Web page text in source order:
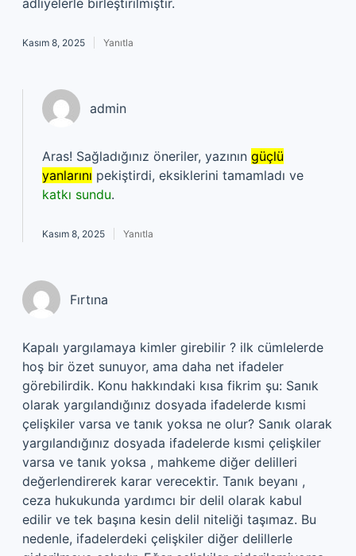
adliyelerle birleştirilmiştir.
Kasım 8, 2025 Yanıtla
admin
Aras! Sağladığınız öneriler, yazının güçlü
yanlarını pekiştirdi, eksiklerini tamamladı ve
katkı sundu.
Kasım 8, 2025 Yanıtla
Fırtına
Kapalı yargılamaya kimler girebilir ? ilk cümlelerde
hoş bir özet sunuyor, ama daha net ifadeler
görebilirdik. Konu hakkındaki kısa fikrim şu: Sanık
olarak yargılandığınız dosyada ifadelerde kısmi
çelişkiler varsa ve tanık yoksa ne olur? Sanık olarak
yargılandığınız dosyada ifadelerde kısmi çelişkiler
varsa ve tanık yoksa , mahkeme diğer delilleri
değerlendirerek karar verecektir. Tanık beyanı ,
ceza hukukunda yardımcı bir delil olarak kabul
edilir ve tek başına kesin delil niteliği taşımaz. Bu
nedenle, ifadelerdeki çelişkiler diğer delillerle